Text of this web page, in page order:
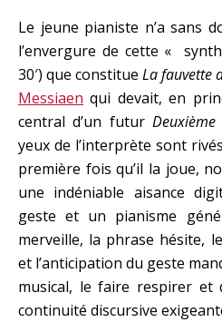
Le jeune pianiste n’a sans
l’envergure de cette «
30′) que constitue La fauvette
Messiaen qui devait, en
central d’un futur Deuxième
yeux de l’interprète sont
première fois qu’il la joue,
une indéniable aisance
geste et un pianisme
merveille, la phrase hésite,
et l’anticipation du geste
musical, le faire respirer et
continuité discursive